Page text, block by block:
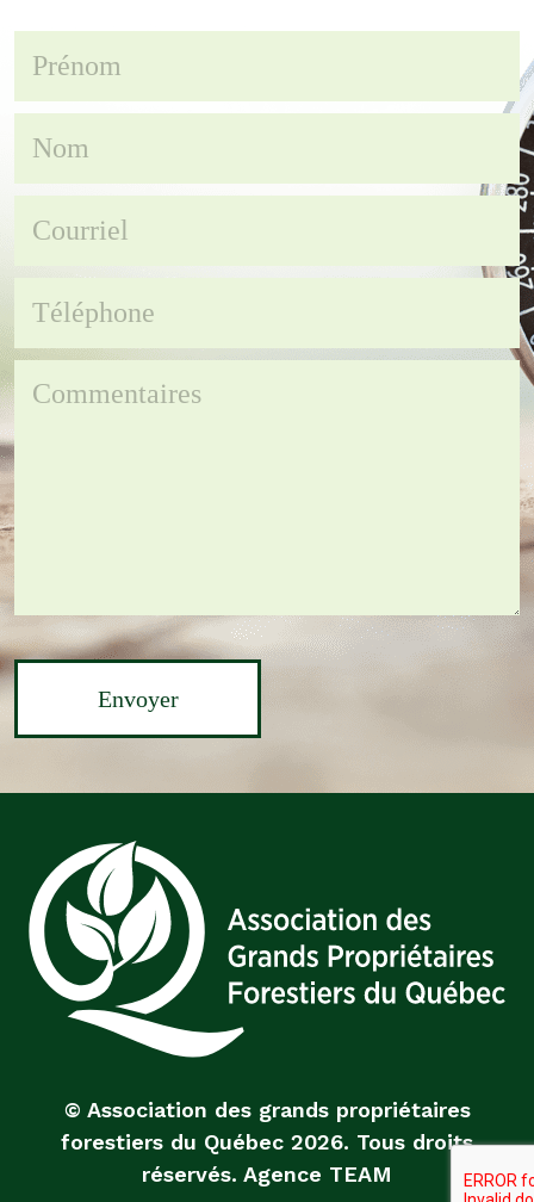
© Association des grands propriétaires
forestiers du Québec 2026. Tous droits
réservés. Agence TEAM